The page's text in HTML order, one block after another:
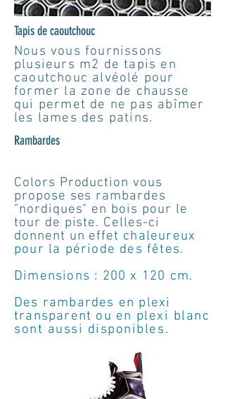
Tapis de caoutchouc
Nous vous fournissons
plusieurs m2 de tapis en
caoutchouc alvéolé pour
former la zone de chausse
qui permet de ne pas abîmer
les lames des patins.
Rambardes
Colors Production vous
propose ses rambardes
"nordiques" en bois pour le
tour de piste. Celles-ci
donnent un effet chaleureux
pour la période des fêtes.
Dimensions : 200 x 120 cm.
Des rambardes en plexi
transparent ou en plexi blanc
sont aussi disponibles.